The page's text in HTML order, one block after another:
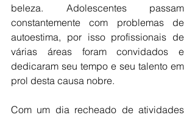
beleza. Adolescentes passam
constantemente com problemas de
autoestima, por isso profissionais de
várias áreas foram convidados e
dedicaram seu tempo e seu talento em
prol desta causa nobre.
Com um dia recheado de atividades